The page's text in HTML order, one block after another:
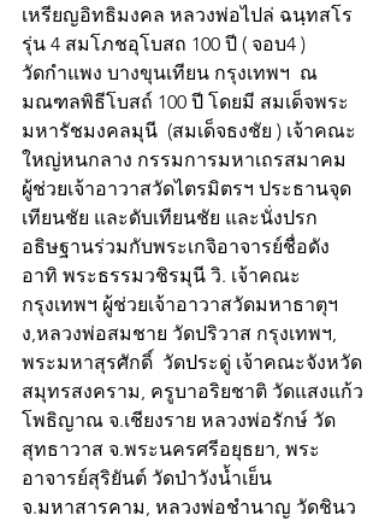
เหรียญอิทธิมงคล หลวงพ่อไปล่ ฉนฺทสโร
รุ่น 4 สมโภชอุโบสถ 100 ปี ( จอบ4 )
วัดกำแพง บางขุนเทียน กรุงเทพฯ  ณ
มณฑลพิธีโบสถ์ 100 ปี โดยมี สมเด็จพระ
มหารัชมงคลมุนี  (สมเด็จธงชัย ) เจ้าคณะ
ใหญ่หนกลาง กรรมการมหาเถรสมาคม
ผู้ช่วยเจ้าอาวาสวัดไตรมิตรฯ ประธานจุด
เทียนชัย และดับเทียนชัย และนั่งปรก
อธิษฐานร่วมกับพระเกจิอาจารย์ชื่อดัง
อาทิ พระธรรมวชิรมุนี วิ. เจ้าคณะ
กรุงเทพฯ ผู้ช่วยเจ้าอาวาสวัดมหาธาตุฯ
ง,หลวงพ่อสมชาย วัดปริวาส กรุงเทพฯ,
พระมหาสุรศักดิ์  วัดประดู่ เจ้าคณะจังหวัด
สมุทรสงคราม, ครูบาอริยชาติ วัดแสงแก้ว
โพธิญาณ จ.เชียงราย หลวงพ่อรักษ์ วัด
สุทธาวาส จ.พระนครศรีอยุธยา, พระ
อาจารย์สุริยันต์ วัดป่าวังน้ำเย็น
จ.มหาสารคาม, หลวงพ่อชำนาญ วัดชินว